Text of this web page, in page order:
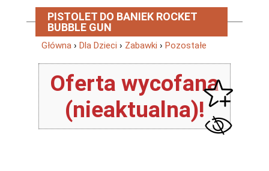
PISTOLET DO BANIEK ROCKET
BUBBLE GUN
Główna › Dla Dzieci › Zabawki › Pozostałe
Oferta wycofana
(nieaktualna)!